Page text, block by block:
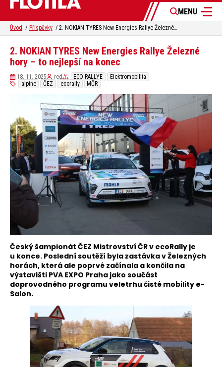
MENU
Úvod Příspěvky 2. NOKIAN TYRES New Energies Rallye Železné hory – to nejlepší na konec
2. NOKIAN TYRES New Energies Rallye Železné
hory – to nejlepší na konec
18. 11. 2025 red ECO RALLYE
Elektromobilita
alpine
ČEZ ecorally MČR
Český šampionát ČEZ Mistrovství ČR v ecoRally je
u konce. Poslední soutěží byla zastávka v Železných
horách, která ale poprvé začínala a končila na
výstavišti PVA EXPO Praha jako součást
doprovodného programu veletrhu čisté mobility e-
Salon.